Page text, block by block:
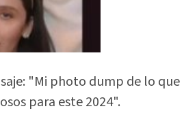
"Mi photo dump de lo que
para este 2024".